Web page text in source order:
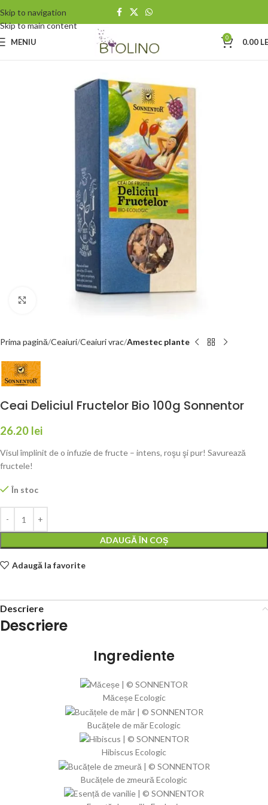
Skip to navigation
Skip to main content
MENIU 0 0.00
Prima pagină Ceaiuri Ceaiuri vrac Amestec plante
Ceai Deliciul Fructelor Bio 100g Sonnentor
26.20 lei
Visul împlinit de o infuzie de fructe – intens, roşu şi pur! Savurează
fructele!
În stoc
ADAUGĂ ÎN COȘ
Adaugă la favorite
Descriere
Descriere
Ingrediente
Măceșe Ecologic
Bucățele de măr Ecologic
Hibiscus Ecologic
Bucățele de zmeură Ecologic